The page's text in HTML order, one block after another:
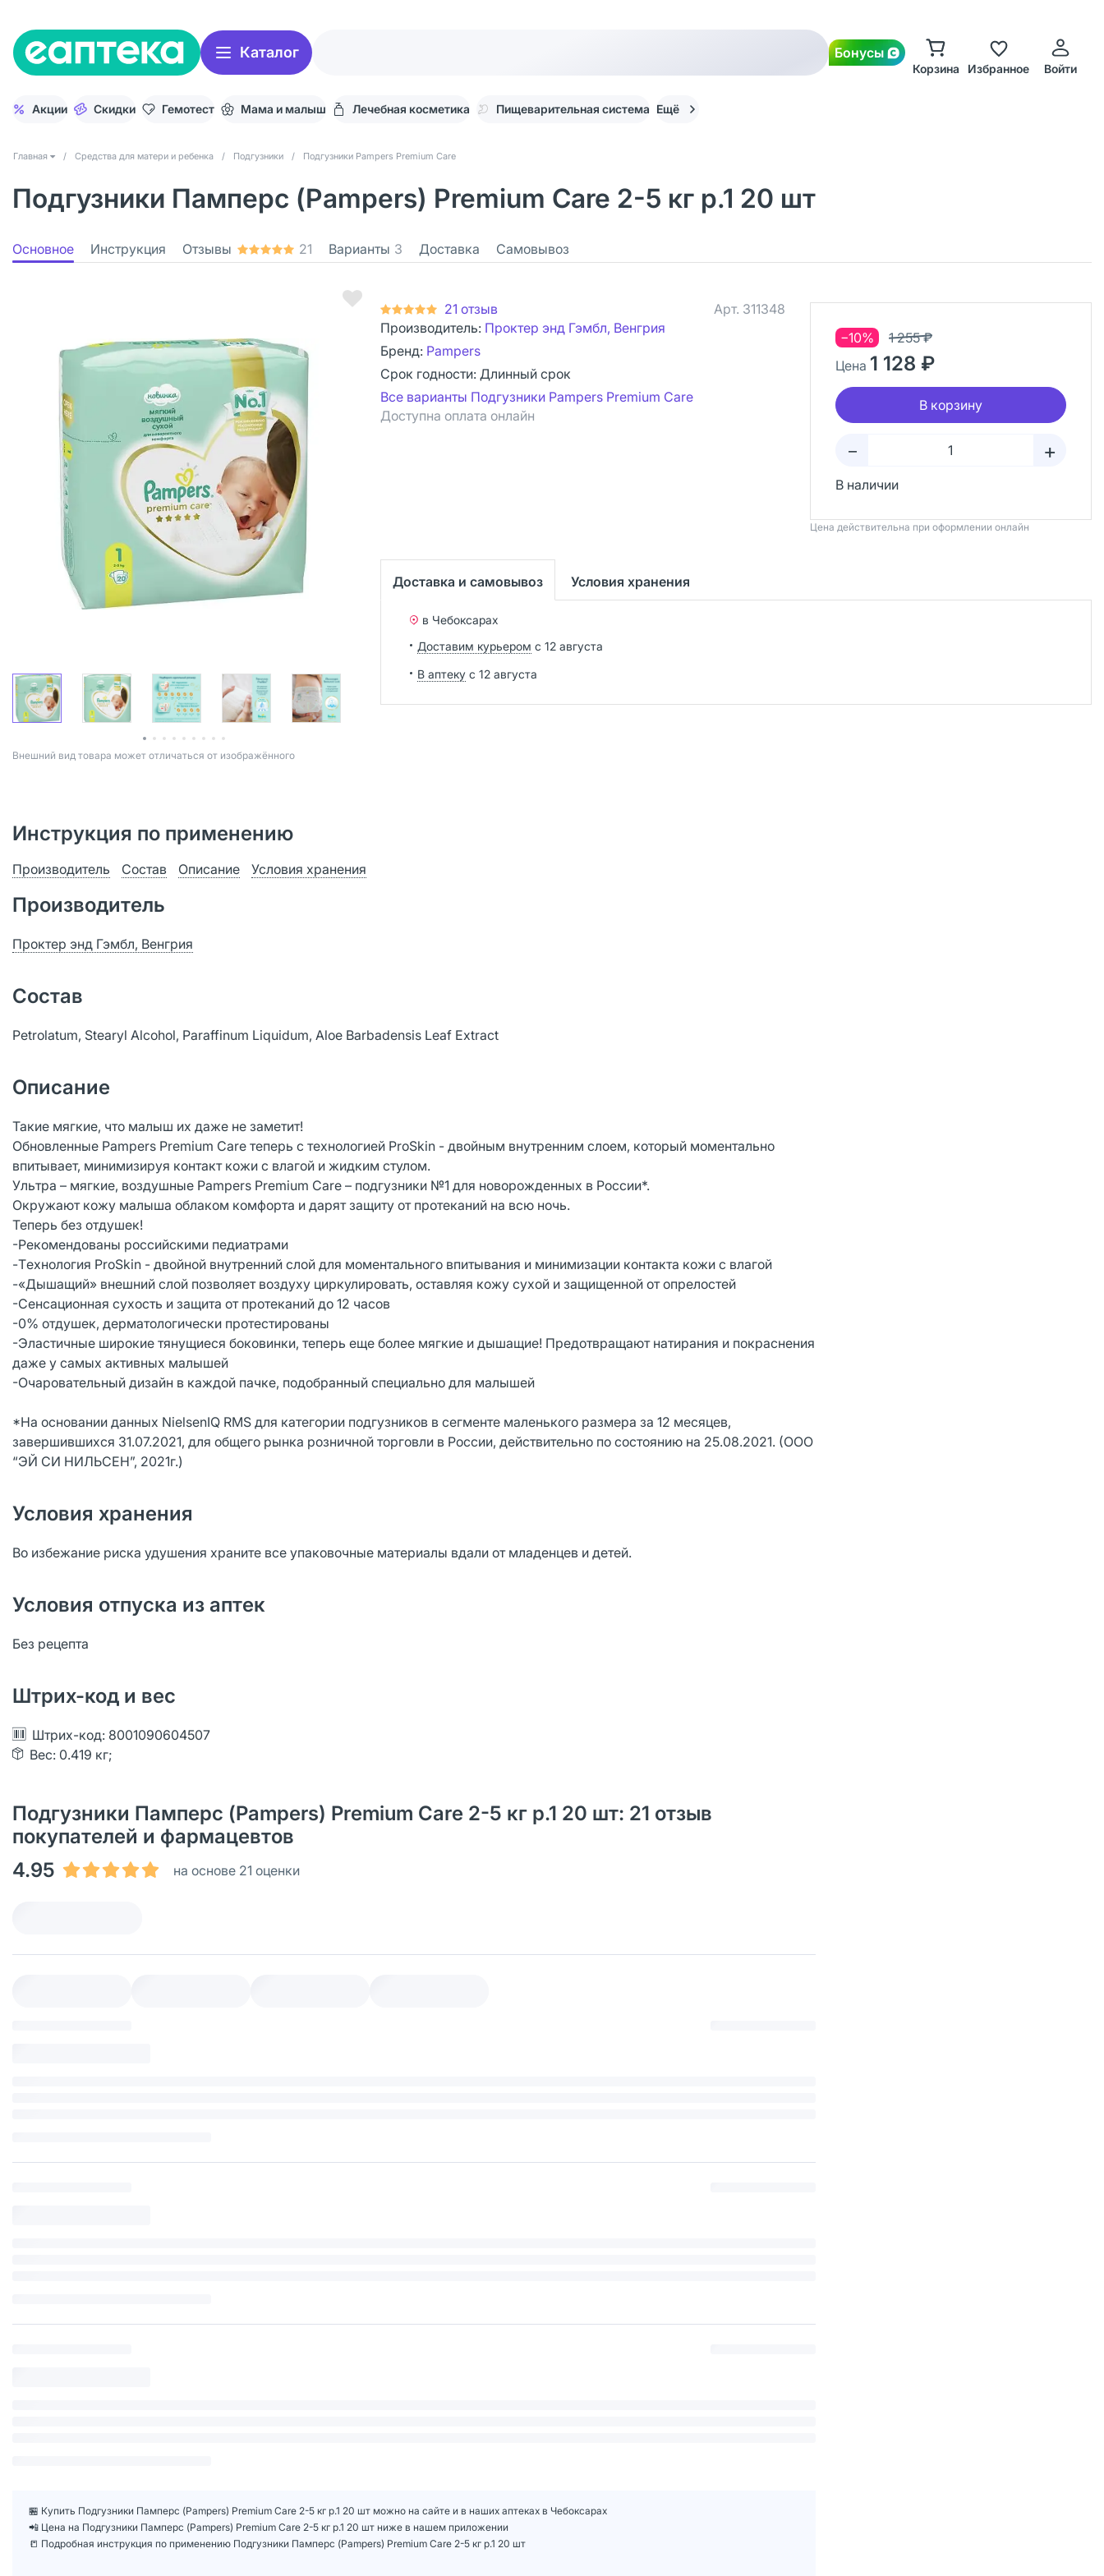
Каталог Бонусы
Корзина Избранное Войти
Акции Скидки Гемотест Мама и малыш Лечебная косметика Пищеварительная система Ещё
Главная / Средства для матери и ребенка / Подгузники / Подгузники Pampers Premium Care
Подгузники Памперс (Pampers) Premium Care 2-5 кг р.1 20 шт
Основное Инструкция Отзывы 21 Варианты 3 Доставка Самовывоз
Bнешний вид товара может отличаться от изображённого
21 отзыв Арт. 311348
Производитель: Проктер энд Гэмбл, Венгрия
Бренд: Pampers
Срок годности: Длинный срок
Все варианты Подгузники Pampers Premium Care
Доступна оплата онлайн
−10%
1 255 ₽
Цена 1 128 ₽
В корзину
– +
В наличии
Цена действительна при оформлении онлайн
Доставка и самовывоз Условия хранения
в Чебоксарах
Доставим курьером с 12 августа
В аптеку с 12 августа
Инструкция по применению
Производитель Состав Описание Условия хранения
Производитель
Проктер энд Гэмбл, Венгрия
Состав
Petrolatum, Stearyl Alcohol, Paraffinum Liquidum, Aloe Barbadensis Leaf Extract
Описание
Такие мягкие, что малыш их даже не заметит!
Обновленные Pampers Premium Care теперь с технологией ProSkin - двойным внутренним слоем, который моментально
впитывает, минимизируя контакт кожи с влагой и жидким стулом.
Ультра – мягкие, воздушные Pampers Premium Care – подгузники №1 для новорожденных в России*.
Окружают кожу малыша облаком комфорта и дарят защиту от протеканий на всю ночь.
Теперь без отдушек!
-Рекомендованы российскими педиатрами
-Tехнология ProSkin - двойной внутренний слой для моментального впитывания и минимизации контакта кожи с влагой
-«Дышащий» внешний слой позволяет воздуху циркулировать, оставляя кожу сухой и защищенной от опрелостей
-Сенсационная сухость и защита от протеканий до 12 часов
-0% отдушек, дерматологически протестированы
-Эластичные широкие тянущиеся боковинки, теперь еще более мягкие и дышащие! Предотвращают натирания и покраснения
даже у самых активных малышей
-Очаровательный дизайн в каждой пачке, подобранный специально для малышей
*На основании данных NielsenIQ RMS для категории подгузников в сегменте маленького размера за 12 месяцев,
завершившихся 31.07.2021, для общего рынка розничной торговли в России, действительно по состоянию на 25.08.2021. (ООО
“ЭЙ СИ НИЛЬСЕН”, 2021г.)
Условия хранения
Во избежание риска удушения храните все упаковочные материалы вдали от младенцев и детей.
Условия отпуска из аптек
Без рецепта
Штрих-код и вес
Штрих-код: 8001090604507
Вес: 0.419 кг;
Подгузники Памперс (Pampers) Premium Care 2-5 кг р.1 20 шт: 21 oтзыв
покупателей и фармацевтов
4.95
на основе 21 оценки
🏪 Купить Подгузники Памперс (Pampers) Premium Care 2-5 кг р.1 20 шт можно на сайте и в наших аптеках в Чебоксарах
📲 Цена на Подгузники Памперс (Pampers) Premium Care 2-5 кг р.1 20 шт ниже в нашем приложении
📒 Подробная инструкция по применению Подгузники Памперс (Pampers) Premium Care 2-5 кг р.1 20 шт